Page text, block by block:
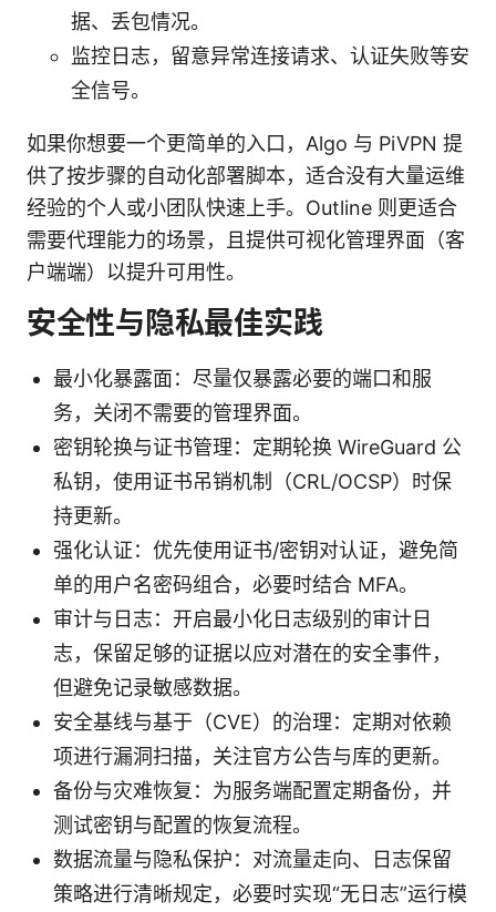
据、丢包情况。
监控日志，留意异常连接请求、认证失败等安
全信号。
如果你想要一个更简单的入口，Algo 与 PiVPN 提
供了按步骤的自动化部署脚本，适合没有大量运维
经验的个人或小团队快速上手。Outline 则更适合
需要代理能力的场景，且提供可视化管理界面（客
户端端）以提升可用性。
安全性与隐私最佳实践
最小化暴露面：尽量仅暴露必要的端口和服
务，关闭不需要的管理界面。
密钥轮换与证书管理：定期轮换 WireGuard 公
私钥，使用证书吊销机制（CRL/OCSP）时保
持更新。
强化认证：优先使用证书/密钥对认证，避免简
单的用户名密码组合，必要时结合 MFA。
审计与日志：开启最小化日志级别的审计日
志，保留足够的证据以应对潜在的安全事件，
但避免记录敏感数据。
安全基线与基于（CVE）的治理：定期对依赖
项进行漏洞扫描，关注官方公告与库的更新。
备份与灾难恢复：为服务端配置定期备份，并
测试密钥与配置的恢复流程。
数据流量与隐私保护：对流量走向、日志保留
策略进行清晰规定，必要时实现“无日志”运行模